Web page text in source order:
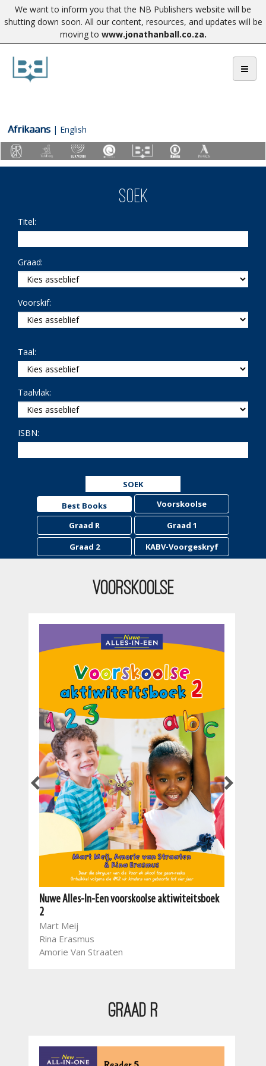
We want to inform you that the NB Publishers website will be
shutting down soon. All our content, resources, and updates will be
moving to www.jonathanball.co.za.
Afrikaans | English
SOEK
Titel:
Graad:
Voorskif:
Taal:
Taalvlak:
ISBN:
SOEK
Best Books
Voorskoolse
Graad R
Graad 1
Graad 2
KABV-Voorgeskryf
Voorskoolse
Nuwe Alles-In-Een voorskoolse aktiwiteitsboek
2
Mart Meij
Rina Erasmus
Amorie Van Straaten
Graad R